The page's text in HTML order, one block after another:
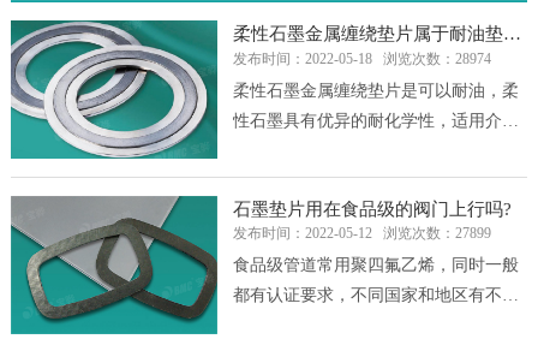
柔性石墨金属缠绕垫片属于耐油垫片吗？
发布时间：2022-05-18 浏览次数：28974
柔性石墨金属缠绕垫片是可以耐油，柔
性石墨具有优异的耐化学性，适用介质
氢气、有机溶剂、碳氢化合物、低温液
体等。
石墨垫片用在食品级的阀门上行吗?
发布时间：2022-05-12 浏览次数：27899
食品级管道常用聚四氟乙烯，同时一般
都有认证要求，不同国家和地区有不同